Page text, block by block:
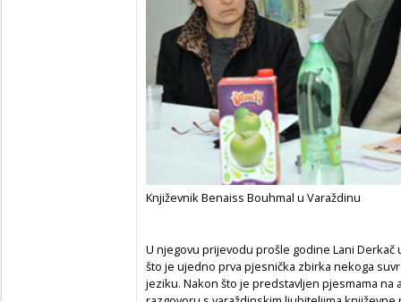
Književnik Benaiss Bouhmal u Varaždinu
U njegovu prijevodu prošle godine Lani
što je ujedno prva pjesnička zbirka nekoga
jeziku. Nakon što je predstavljen pjesmama